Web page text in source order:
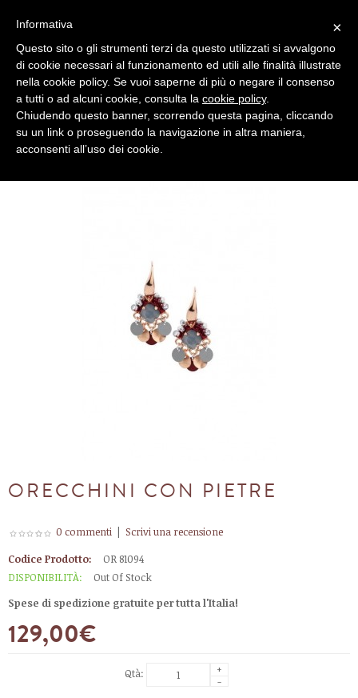
Carrello
Categorie
ORECCHINI CON PIETRE
0 commenti | Scrivi una recensione
Codice Prodotto:
OR 81094
DISPONIBILITÀ:
Out Of Stock
Spese di spedizione gratuite per tutta l'Italia!
129,00€
Qtà:
+
-
×
Informativa
Questo sito o gli strumenti terzi da questo utilizzati si avvalgono
di cookie necessari al funzionamento ed utili alle finalità illustrate
nella cookie policy. Se vuoi saperne di più o negare il consenso
a tutti o ad alcuni cookie, consulta la cookie policy.
Chiudendo questo banner, scorrendo questa pagina, cliccando
su un link o proseguendo la navigazione in altra maniera,
acconsenti all’uso dei cookie.